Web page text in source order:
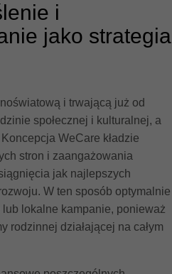
i
jako strategia
i trwającą już od
społecznej i kulturalnej, a
WeCare kładzie
stron i zaangażowania
jak najlepszych
W ten sposób optymalnie
lokalne kampanie, ponieważ
rodzinnej działającej na całym